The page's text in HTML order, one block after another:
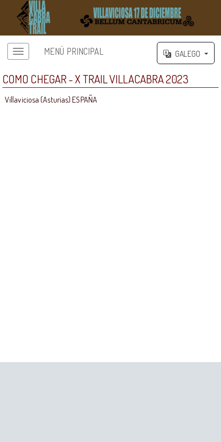
MENÚ PRINCIPAL GALEGO
COMO CHEGAR - X TRAIL VILLACABRA 2023
Villaviciosa (Asturias) ESPAÑA